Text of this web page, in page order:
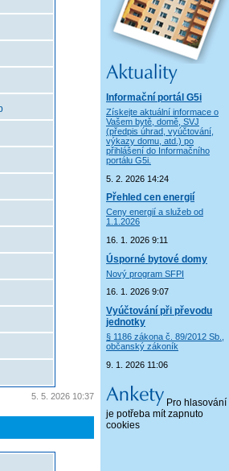
Informační portál G5i
Získejte aktuální informace o
Vašem bytě, domě, SVJ
(předpis úhrad, vyúčtování,
výkazy domu, atd.) po
přihlášení do Informačního
portálu G5i.
5. 2. 2026 14:24
Přehled cen energií
Ceny energií a služeb od
1.1.2026
16. 1. 2026 9:11
Úsporné bytové domy
Nový program SFPI
16. 1. 2026 9:07
Vyúčtování při převodu
jednotky
§ 1186 zákona č. 89/2012 Sb.,
občanský zákoník
9. 1. 2026 11:06
Pro hlasování
je potřeba mít zapnuto
cookies
5. 5. 2026 10:37